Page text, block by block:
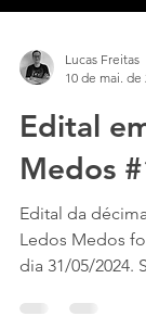
10 de mai. de
Edital
Medos
Edital da
Ledos Medos
dia 31/05/2024.